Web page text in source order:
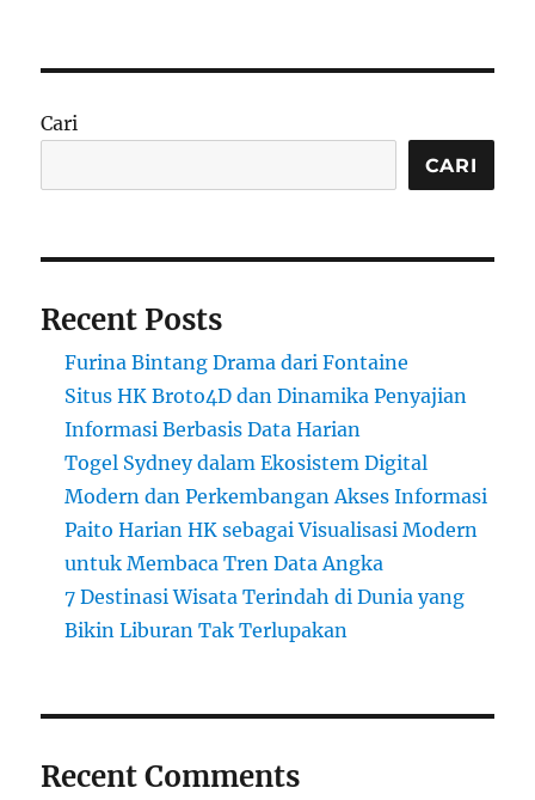
Cari
CARI
Recent Posts
Furina Bintang Drama dari Fontaine
Situs HK Broto4D dan Dinamika Penyajian
Informasi Berbasis Data Harian
Togel Sydney dalam Ekosistem Digital
Modern dan Perkembangan Akses Informasi
Paito Harian HK sebagai Visualisasi Modern
untuk Membaca Tren Data Angka
7 Destinasi Wisata Terindah di Dunia yang
Bikin Liburan Tak Terlupakan
Recent Comments